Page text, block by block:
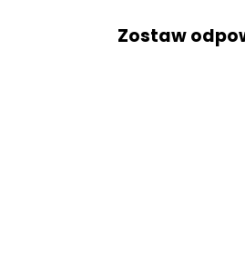
Zostaw